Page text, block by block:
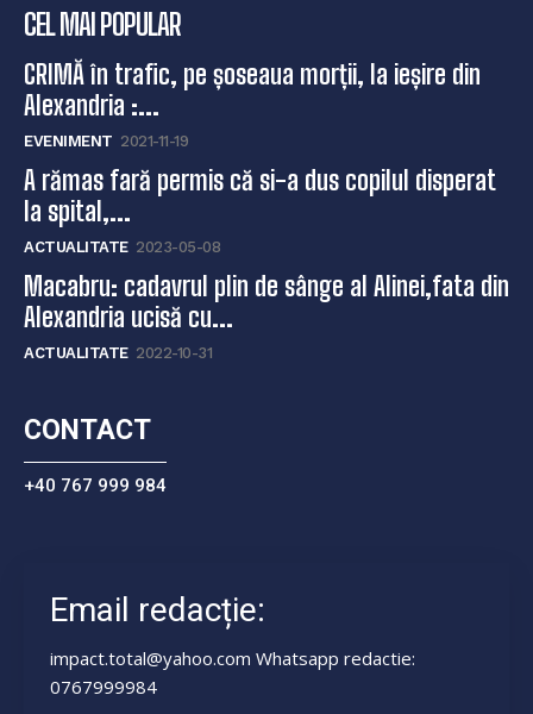
CEL MAI POPULAR
CRIMĂ în trafic, pe șoseaua morții, la ieșire din
Alexandria :...
EVENIMENT 2021-11-19
A rămas fară permis că si-a dus copilul disperat
la spital,...
ACTUALITATE 2023-05-08
Macabru: cadavrul plin de sânge al Alinei,fata din
Alexandria ucisă cu...
ACTUALITATE 2022-10-31
CONTACT
+40 767 999 984
Email redacție:
impact.total@yahoo.com Whatsapp redactie:
0767999984